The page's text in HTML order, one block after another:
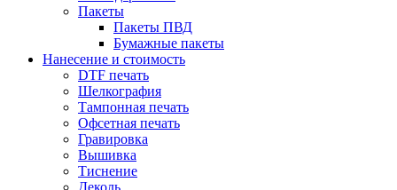
Пакеты
Пакеты ПВД
Бумажные пакеты
Нанесение и стоимость
DTF печать
Шелкография
Тампонная печать
Офсетная печать
Гравировка
Вышивка
Тиснение
Деколь